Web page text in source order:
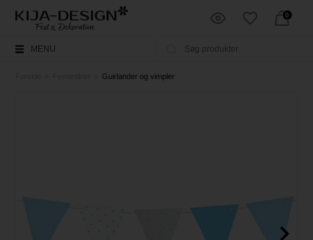
0
MENU
Guirlander og vimpler